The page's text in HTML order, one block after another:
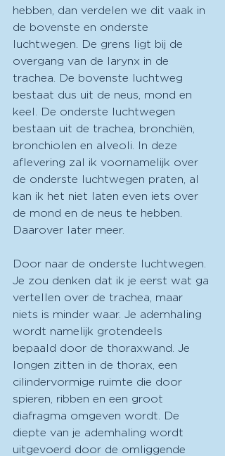
hebben, dan verdelen we dit vaak in
de bovenste en onderste
luchtwegen. De grens ligt bij de
overgang van de larynx in de
trachea. De bovenste luchtweg
bestaat dus uit de neus, mond en
keel. De onderste luchtwegen
bestaan uit de trachea, bronchiën,
bronchiolen en alveoli. In deze
aflevering zal ik voornamelijk over
de onderste luchtwegen praten, al
kan ik het niet laten even iets over
de mond en de neus te hebben.
Daarover later meer.
Door naar de onderste luchtwegen.
Je zou denken dat ik je eerst wat ga
vertellen over de trachea, maar
niets is minder waar. Je ademhaling
wordt namelijk grotendeels
bepaald door de thoraxwand. Je
longen zitten in de thorax, een
cilindervormige ruimte die door
spieren, ribben en een groot
diafragma omgeven wordt. De
diepte van je ademhaling wordt
uitgevoerd door de omliggende